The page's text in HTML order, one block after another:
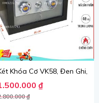
Nặng 98kg.
Khóa Cơ VK58, Đen Ghi,
₫
gốc là: 2.800.000 ₫.
₫
hiện tại là: 1.500.000 ₫.